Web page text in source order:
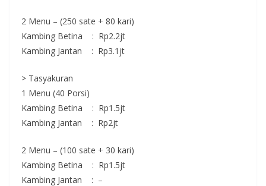
2 Menu – (250 sate + 80 kari)
Kambing Betina : Rp2.2jt
Kambing Jantan : Rp3.1jt
> Tasyakuran
1 Menu (40 Porsi)
Kambing Betina : Rp1.5jt
Kambing Jantan : Rp2jt
2 Menu – (100 sate + 30 kari)
Kambing Betina : Rp1.5jt
Kambing Jantan : –